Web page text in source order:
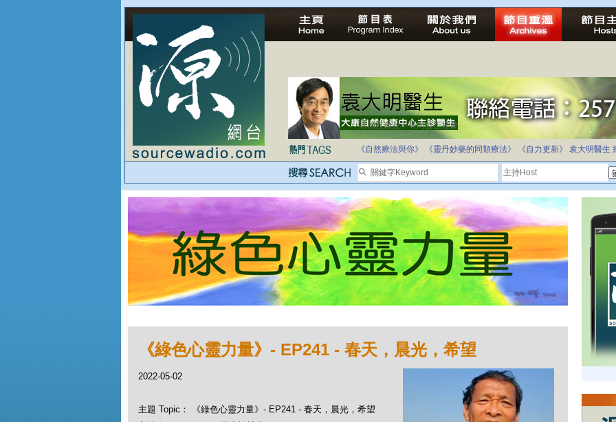
自家教育合法化-推動多元化教育，全民學卷制
《自然療法與你》 《靈丹妙藥的同類療法》 《自力更新》 袁大明醫生
《綠色心靈力量》- EP241 - 春天，晨光，希望
2022-05-02
主題 Topic： 《綠色心靈力量》- EP241 - 春天，晨光，希望